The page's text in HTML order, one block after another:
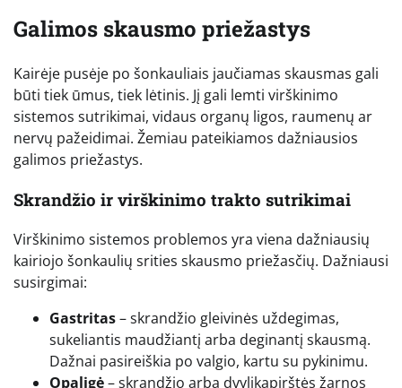
Galimos skausmo priežastys
Kairėje pusėje po šonkauliais jaučiamas skausmas gali
būti tiek ūmus, tiek lėtinis. Jį gali lemti virškinimo
sistemos sutrikimai, vidaus organų ligos, raumenų ar
nervų pažeidimai. Žemiau pateikiamos dažniausios
galimos priežastys.
Skrandžio ir virškinimo trakto sutrikimai
Virškinimo sistemos problemos yra viena dažniausių
kairiojo šonkaulių srities skausmo priežasčių. Dažniausi
susirgimai:
Gastritas– skrandžio gleivinės uždegimas,
sukeliantis maudžiantį arba deginantį skausmą.
Dažnai pasireiškia po valgio, kartu su pykinimu.
Opaligė– skrandžio arba dvylikapirštės žarnos